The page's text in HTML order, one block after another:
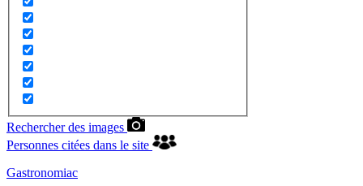
Rechercher des images
Personnes citées dans le site
Gastronomiac